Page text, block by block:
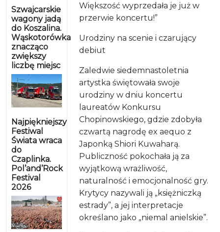
Szwajcarskie
wagony jadą
do Koszalina.
Wąskotorówka
znacząco
zwiększy
liczbę miejsc
Najpiękniejszy
Festiwal
Świata wraca
do
Czaplinka.
Pol’and’Rock
Festival
2026
Większość wyprzedała je już w
przerwie koncertu!”
Urodziny na scenie i czarujący
debiut
Zaledwie siedemnastoletnia
artystka świętowała swoje
urodziny w dniu koncertu
laureatów Konkursu
Chopinowskiego, gdzie zdobyła
czwartą nagrodę ex aequo z
Japonką Shiori Kuwaharą.
Publiczność pokochała ją za
wyjątkową wrażliwość,
naturalność i emocjonalność gry.
Krytycy nazywali ją „księżniczką
estrady”, a jej interpretacje
określano jako „niemal anielskie”.